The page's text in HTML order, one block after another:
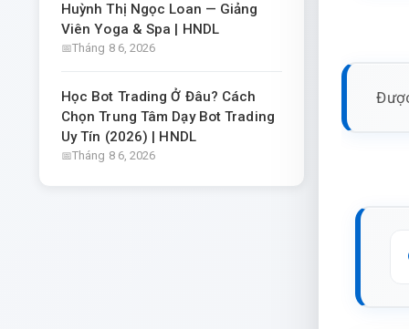
Huỳnh Thị Ngọc Loan — Giảng
Viên Yoga & Spa | HNDL
Tháng 8 6, 2026
Học Bot Trading Ở Đâu? Cách
Chọn Trung Tâm Dạy Bot Trading
Uy Tín (2026) | HNDL
Tháng 8 6, 2026